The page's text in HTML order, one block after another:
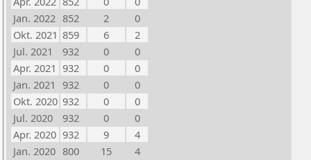
Jan. 2022 852 2
0
Okt. 2021 859 6
2
Jul. 2021
932 0
0
Apr. 2021 932 0
0
Jan. 2021 932 0
0
Okt. 2020 932 0
0
Jul. 2020
932 0
0
Apr. 2020 932 9
4
Jan. 2020 800 15
4